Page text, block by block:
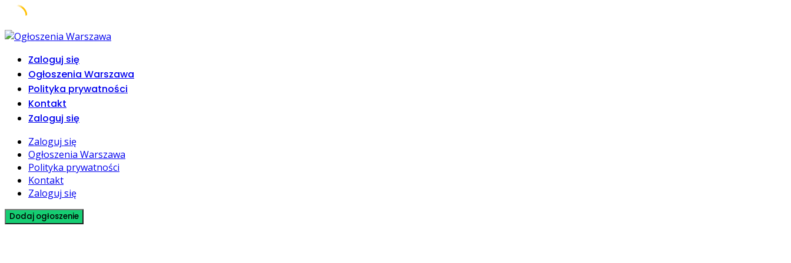
Skip
contentZaloguj się
Ogłoszenia Warszawa
Polityka prywatności
Kontakt
Zaloguj się
Zaloguj się
Ogłoszenia Warszawa
Polityka prywatności
Kontakt
Zaloguj się
Dodaj ogłoszenie